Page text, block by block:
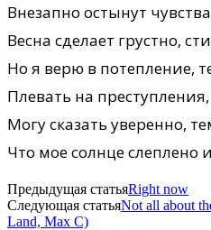
Внезапно остынут
Весна сделает грустно,
Но я верю в потепление,
Плевать на
Могу сказать уверенно,
Что мое солнце слеплено
Предыдущая статьяRight now
Следующая статьяNot all about
Land, Max C)